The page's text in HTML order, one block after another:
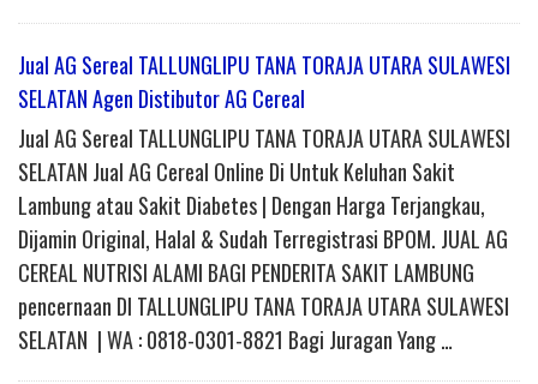
Jual AG Sereal TALLUNGLIPU TANA TORAJA UTARA SULAWESI
SELATAN Agen Distibutor AG Cereal
Jual AG Sereal TALLUNGLIPU TANA TORAJA UTARA SULAWESI
SELATAN Jual AG Cereal Online Di Untuk Keluhan Sakit
Lambung atau Sakit Diabetes | Dengan Harga Terjangkau,
Dijamin Original, Halal & Sudah Terregistrasi BPOM. JUAL AG
CEREAL NUTRISI ALAMI BAGI PENDERITA SAKIT LAMBUNG
pencernaan DI TALLUNGLIPU TANA TORAJA UTARA SULAWESI
SELATAN | WA : 0818-0301-8821 Bagi Juragan Yang …